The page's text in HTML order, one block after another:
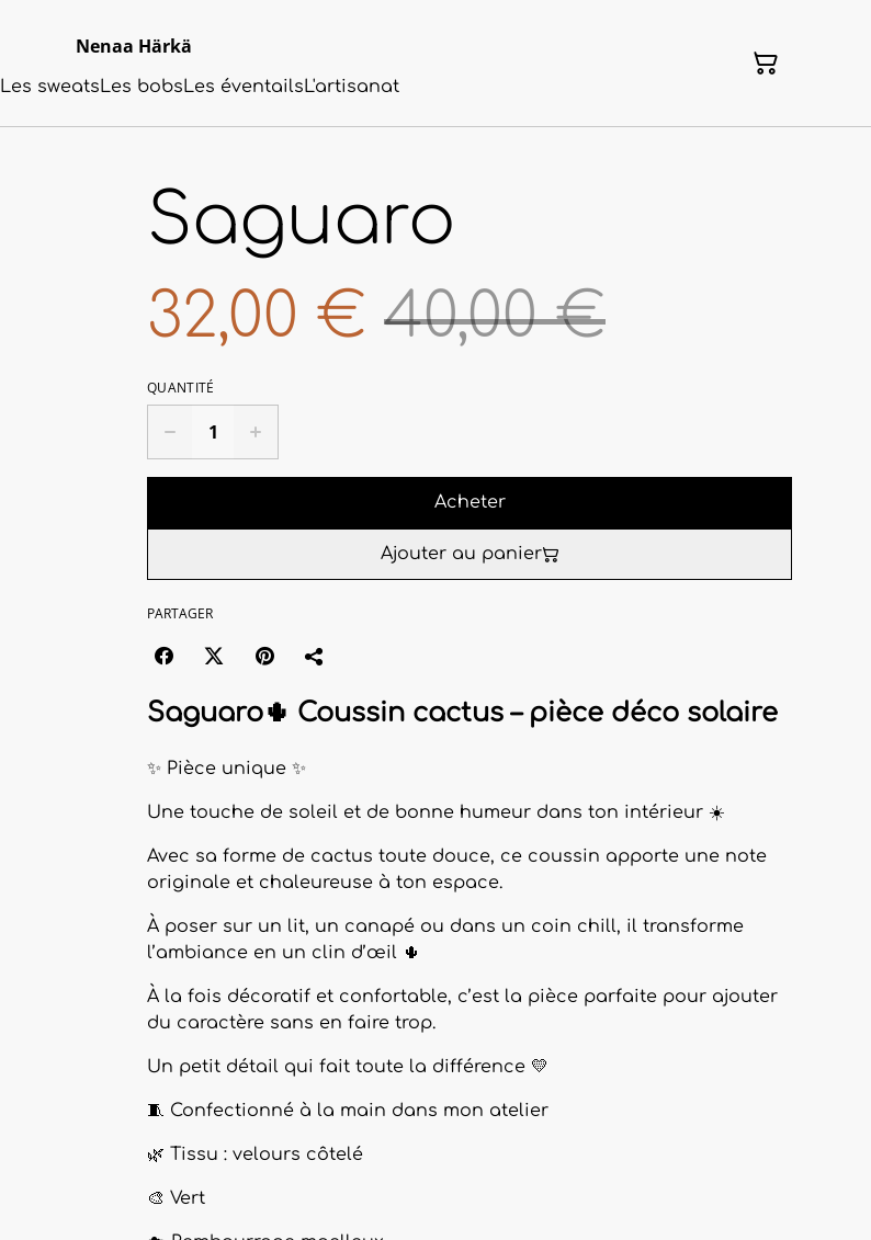
Nenaa Härkä
Les sweatsLes bobsLes éventailsL'artisanat
Saguaro
32,00 € 40,00 €
QUANTITÉ
Acheter
Ajouter au panier
PARTAGER
Saguaro🌵 Coussin cactus – pièce déco solaire
✨ Pièce unique ✨
Une touche de soleil et de bonne humeur dans ton intérieur ☀️
Avec sa forme de cactus toute douce, ce coussin apporte une note
originale et chaleureuse à ton espace.
À poser sur un lit, un canapé ou dans un coin chill, il transforme
l’ambiance en un clin d’œil 🌵
À la fois décoratif et confortable, c’est la pièce parfaite pour ajouter
du caractère sans en faire trop.
Un petit détail qui fait toute la différence 💛
🧵 Confectionné à la main dans mon atelier
🌿 Tissu : velours côtelé
🎨 Vert